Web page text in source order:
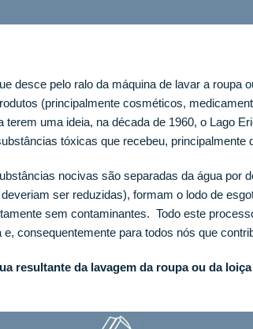
desce pelo ralo da máquina de lavar a roupa
(principalmente cosméticos,
uma ideia, na década de 1960, o Lago
tóxicas que recebeu, principalmente
nocivas são separadas da água por
ser reduzidas), formam o lodo de
sem contaminantes. Todo este
consequentemente para todos nós que
resultante da lavagem da roupa ou da